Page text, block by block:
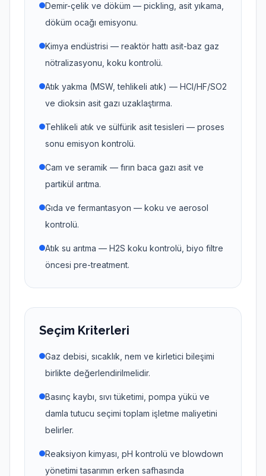
Demir-çelik ve döküm — pickling, asit yıkama,
döküm ocağı emisyonu.
Kimya endüstrisi — reaktör hattı asit-baz gaz
nötralizasyonu, koku kontrolü.
Atık yakma (MSW, tehlikeli atık) — HCl/HF/SO2
ve dioksin asit gazı uzaklaştırma.
Tehlikeli atık ve sülfürik asit tesisleri — proses
sonu emisyon kontrolü.
Cam ve seramik — fırın baca gazı asit ve
partikül arıtma.
Gıda ve fermantasyon — koku ve aerosol
kontrolü.
Atık su arıtma — H2S koku kontrolü, biyo filtre
öncesi pre-treatment.
Seçim Kriterleri
Gaz debisi, sıcaklık, nem ve kirletici bileşimi
birlikte değerlendirilmelidir.
Basınç kaybı, sıvı tüketimi, pompa yükü ve
damla tutucu seçimi toplam işletme maliyetini
belirler.
Reaksiyon kimyası, pH kontrolü ve blowdown
yönetimi tasarımın erken safhasında